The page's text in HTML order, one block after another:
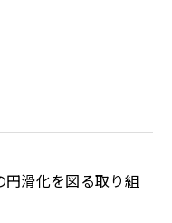
滑化を図る取り組
報が保存される、またはブ